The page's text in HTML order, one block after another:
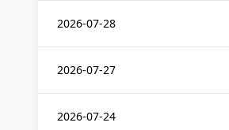
2026-07-28
2026-07-27
2026-07-24